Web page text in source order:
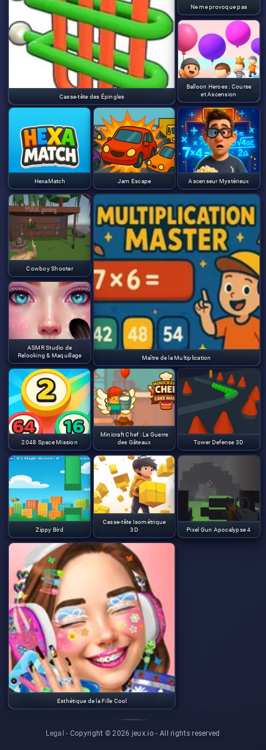
Casse-tête des Épingles
Ne me provoque pas
Balloon Heroes : Course
et Ascension
HexaMatch Jam Escape Ascenseur Mystérieux
Cowboy Shooter
Maître de la Multiplication
ASMR Studio de
Relooking & Maquillage
2048 Space Mission
Minicraft Chef : La Guerre
des Gâteaux
Tower Defense 3D
Zippy Bird
Casse-tête Isométrique
3D
Pixel Gun Apocalypse 4
Esthétique de la Fille Cool
Legal - Copyright © 2026 jeux.io - All rights reserved